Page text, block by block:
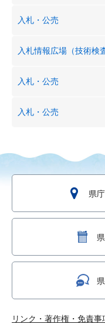
入札・公売
入札情報広場（技術検
入札・公売
入札・公売
県
リンク・著作権・免責事